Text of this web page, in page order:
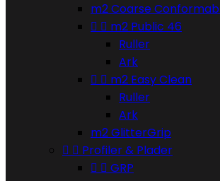
m2 Coarse
  m2 Public 46
Ruller
Ark
  m2 Easy Clean
Ruller
Ark
m2 GlitterGrip
  Profiler & Plader
  GRP